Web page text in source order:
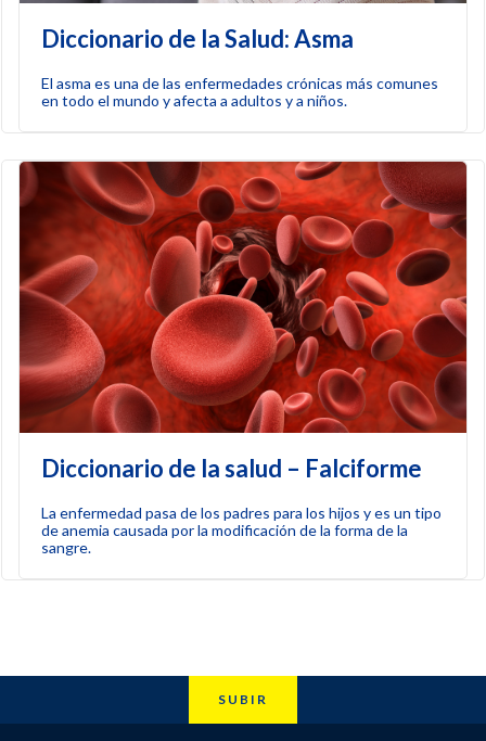
Diccionario de la Salud: Asma
El asma es una de las enfermedades crónicas más comunes
en todo el mundo y afecta a adultos y a niños.
Diccionario de la salud – Falciforme
La enfermedad pasa de los padres para los hijos y es un tipo
de anemia causada por la modificación de la forma de la
sangre.
SUBIR